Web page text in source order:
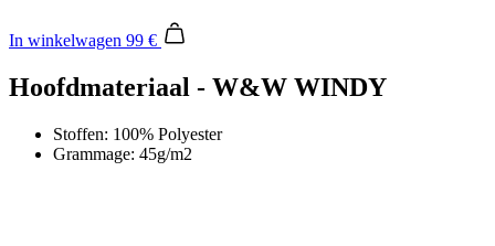
In winkelwagen 99 €
Hoofdmateriaal - W&W WINDY
Stoffen: 100% Polyester
Grammage: 45g/m2